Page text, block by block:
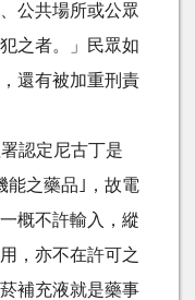
公共場所或公眾
之者。」民眾如
還有被加重刑責
認定尼古丁是
能之藥品｣，故電
概不許輸入，縱
，亦不在許可之
補充液就是藥事